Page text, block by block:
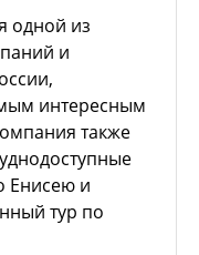
одной из
и
интересным
также
Енисею и
тур по